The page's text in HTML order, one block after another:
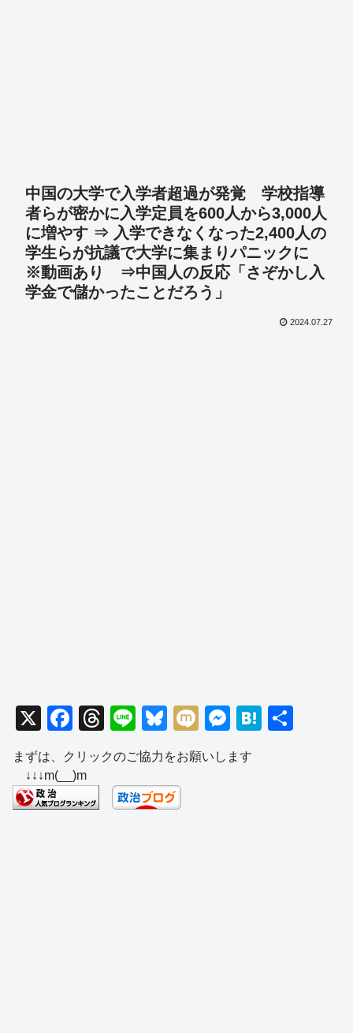
中国の大学で入学者超過が発覚 学校指導
者らが密かに入学定員を600人から3,000人
に増やす ⇒ 入学できなくなった2,400人の
学生らが抗議で大学に集まりパニックに
※動画あり ⇒中国人の反応「さぞかし入
学金で儲かったことだろう」
2024.07.27
X
F
a
c
e
b
T
hr
e
a
d
Li
n
e
Bl
u
e
sk
y
M
ixi
M
e
ss
H
まずは、クリックのご協力をお願いします
↓↓↓m(__)m